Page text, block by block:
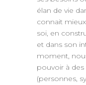
élan de vie
connait
soi, en
et dans son
moment,
pouvoir à
(personnes,